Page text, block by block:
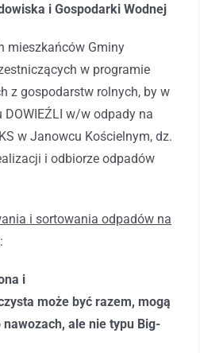
i Gospodarki Wodnej
mieszkańców Gminy
w programie
z gospodarstw rolnych, by w
w/w odpady na
w Janowcu Kościelnym, dz.
i odbiorze odpadów
i sortowania odpadów na
:
i
może być razem, mogą
ale nie typu Big-